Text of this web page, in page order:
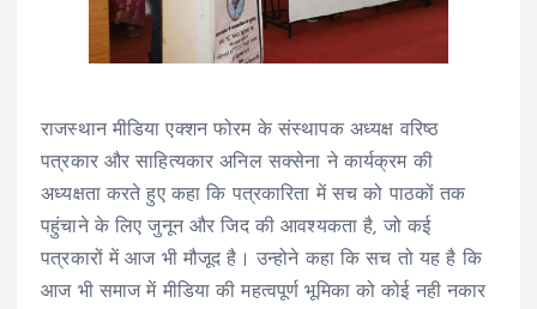
राजस्थान मीडिया एक्शन फोरम के संस्थापक अध्यक्ष वरिष्ठ
पत्रकार और साहित्यकार अनिल सक्सेना ने कार्यक्रम की
अध्यक्षता करते हुए कहा कि पत्रकारिता में सच को पाठकों तक
पहुंचाने के लिए जुनून और जिद की आवश्यकता है, जो कई
पत्रकारों में आज भी मौजूद है। उन्होने कहा कि सच तो यह है कि
आज भी समाज में मीडिया की महत्वपूर्ण भूमिका को कोई नही नकार